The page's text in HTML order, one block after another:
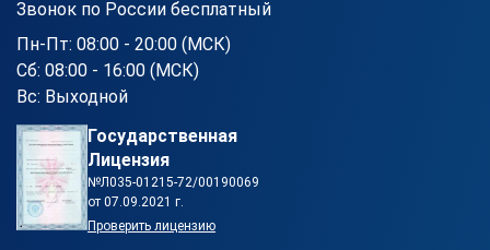
Звонок по России бесплатный
Пн-Пт: 08:00 - 20:00 (МСК)
Сб: 08:00 - 16:00 (МСК)
Вс: Выходной
Государственная
Лицензия
№Л035-01215-72/00190069
от 07.09.2021 г.
Проверить лицензию